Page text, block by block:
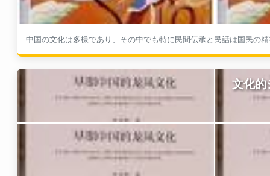
中国の文化は多様であり、その中でも特に民間伝承と民話は国民の
文化的